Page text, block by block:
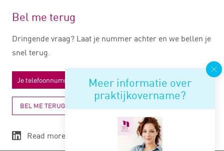
Meer informatie over
praktijkovername?
Bel me terug
Dringende vraag? Laat je nummer achter en we bellen je
snel terug.
BEL ME TERUG
Read more